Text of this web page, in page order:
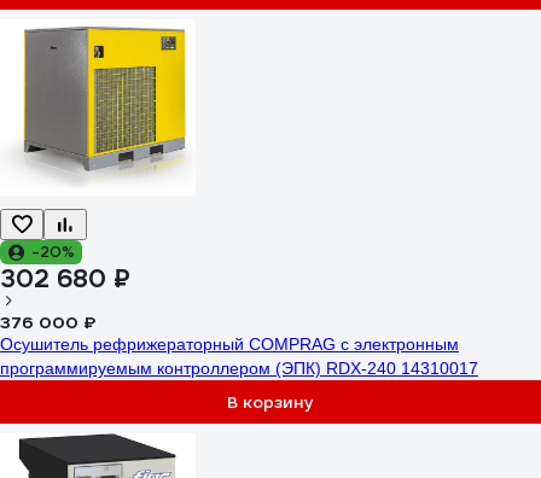
-20%
302 680 ₽
376 000 ₽
Осушитель рефрижераторный COMPRAG с электронным
программируемым контроллером (ЭПК) RDX-240 14310017
В корзину